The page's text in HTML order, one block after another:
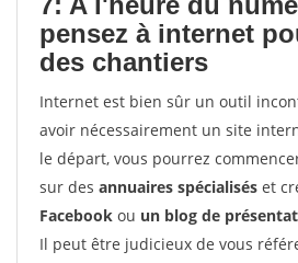
pensez à internet
des chantiers
Internet est bien sûr un outil
avoir nécessairement un site
le départ, vous pourrez
sur des annuaires spécialisés et
Facebook ou un blog de
Il peut être judicieux de vous